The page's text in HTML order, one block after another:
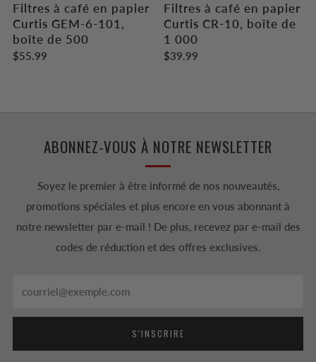
Filtres à café en papier
Curtis GEM-6-101,
boîte de 500
$55.99
Filtres à café en papier
Curtis CR-10, boîte de
1 000
$39.99
ABONNEZ-VOUS À NOTRE NEWSLETTER
Soyez le premier à être informé de nos nouveautés,
promotions spéciales et plus encore en vous abonnant à
notre newsletter par e-mail ! De plus, recevez par e-mail des
codes de réduction et des offres exclusives.
S'INSCRIRE